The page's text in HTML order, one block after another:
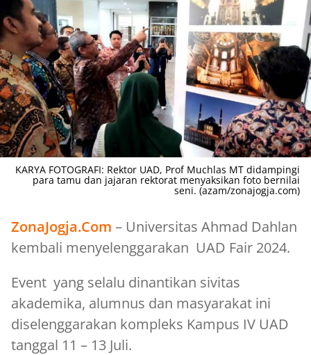
KARYA FOTOGRAFI: Rektor UAD, Prof Muchlas MT didampingi
para tamu dan jajaran rektorat menyaksikan foto bernilai
seni. (azam/zonajogja.com)
ZonaJogja.Com – Universitas Ahmad Dahlan
kembali menyelenggarakan UAD Fair 2024.
Event yang selalu dinantikan sivitas
akademika, alumnus dan masyarakat ini
diselenggarakan kompleks Kampus IV UAD
tanggal 11 – 13 Juli.